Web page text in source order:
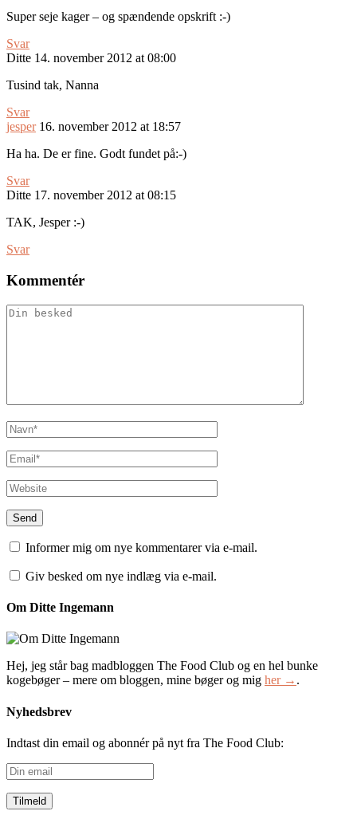
Super seje kager – og spændende opskrift :-)
Svar
Ditte 14. november 2012 at 08:00
Tusind tak, Nanna
Svar
jesper 16. november 2012 at 18:57
Ha ha. De er fine. Godt fundet på:-)
Svar
Ditte 17. november 2012 at 08:15
TAK, Jesper :-)
Svar
Kommentér
Informer mig om nye kommentarer via e-mail.
Giv besked om nye indlæg via e-mail.
Om Ditte Ingemann
Hej, jeg står bag madbloggen The Food Club og en hel bunke
kogebøger – mere om bloggen, mine bøger og mig her → .
Nyhedsbrev
Indtast din email og abonnér på nyt fra The Food Club:
Din
email